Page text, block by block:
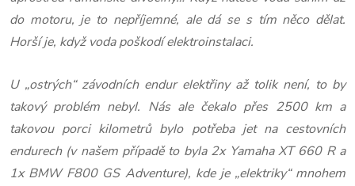
do motoru, je to nepříjemné, ale dá se s tím něco dělat.
Horší je, když voda poškodí elektroinstalaci.
U „ostrých“ závodních endur elektřiny až tolik není, to by
takový problém nebyl. Nás ale čekalo přes 2500 km a
takovou porci kilometrů bylo potřeba jet na cestovních
endurech (v našem případě to byla 2x Yamaha XT 660 R a
1x BMW F800 GS Adventure), kde je „elektriky“ mnohem